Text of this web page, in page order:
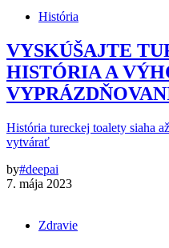
História
VYSKÚŠAJTE
HISTÓRIA A
História tureckej toalety siaha
vytvárať
by#deepai
7. mája 2023
Zdravie